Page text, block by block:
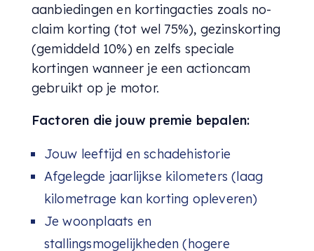
aanbiedingen en kortingacties zoals no-
claim korting (tot wel 75%), gezinskorting
(gemiddeld 10%) en zelfs speciale
kortingen wanneer je een actioncam
gebruikt op je motor.
Factoren die jouw premie bepalen:
Jouw leeftijd en schadehistorie
Afgelegde jaarlijkse kilometers (laag
kilometrage kan korting opleveren)
Je woonplaats en
stallingsmogelijkheden (hogere